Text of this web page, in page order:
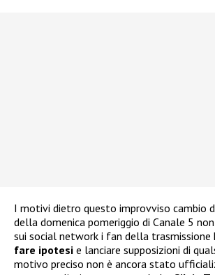
I motivi dietro questo improvviso cambio
della domenica pomeriggio di Canale 5
sui social network i fan della trasmissione
fare ipotesi e lanciare supposizioni di
motivo preciso non è ancora stato